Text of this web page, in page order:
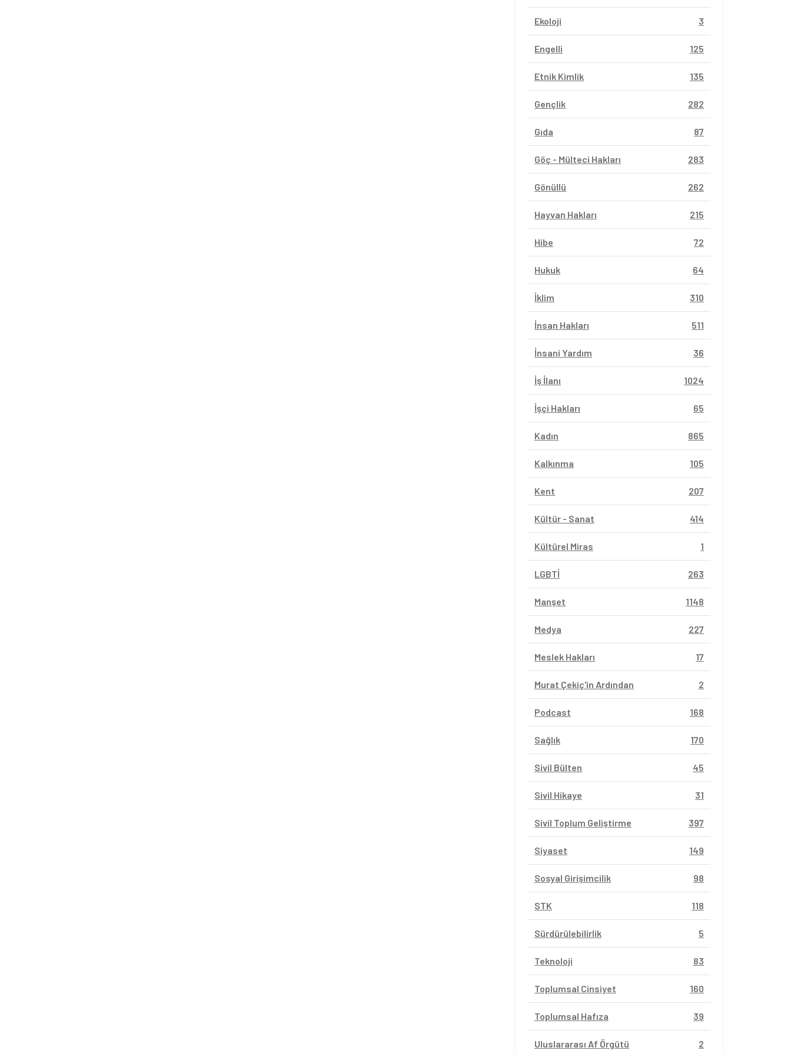
Ekoloji 3
Engelli 125
Etnik Kimlik 135
Gençlik 282
Gıda 87
Göç - Mülteci Hakları 283
Gönüllü 262
Hayvan Hakları 215
Hibe 72
Hukuk 64
İklim 310
İnsan Hakları 511
İnsani Yardım 36
İş İlanı 1024
İşçi Hakları 65
Kadın 865
Kalkınma 105
Kent 207
Kültür - Sanat 414
Kültürel Miras 1
LGBTİ 263
Manşet 1148
Medya 227
Meslek Hakları 17
Murat Çekiç'in Ardından 2
Podcast 168
Sağlık 170
Sivil Bülten 45
Sivil Hikaye 31
Sivil Toplum Geliştirme 397
Siyaset 149
Sosyal Girişimcilik 98
STK 118
Sürdürülebilirlik 5
Teknoloji 83
Toplumsal Cinsiyet 160
Toplumsal Hafıza 39
Uluslararası Af Örgütü 2